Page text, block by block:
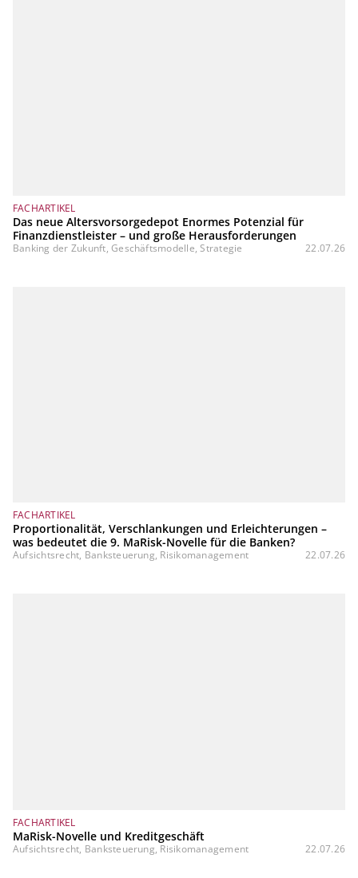
FACHARTIKEL
Das neue Altersvorsorgedepot Enormes Potenzial für
Finanzdienstleister – und große Herausforderungen
Banking der Zukunft, Geschäftsmodelle, Strategie 22.07.26
FACHARTIKEL
Proportionalität, Verschlankungen und Erleichterungen –
was bedeutet die 9. MaRisk-Novelle für die Banken?
Aufsichtsrecht, Banksteuerung, Risikomanagement 22.07.26
FACHARTIKEL
MaRisk-Novelle und Kreditgeschäft
Aufsichtsrecht, Banksteuerung, Risikomanagement 22.07.26